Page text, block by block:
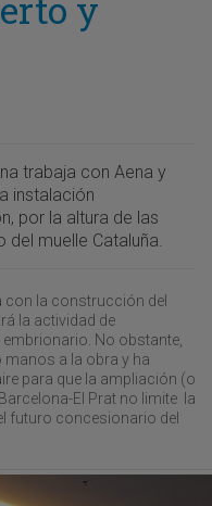
trabaja con Aena y
instalación
por la altura de las
muelle Cataluña.
con la construcción del
la actividad de
No obstante,
manos a la obra y ha
para que la ampliación (o
El Prat no limite la
futuro concesionario del